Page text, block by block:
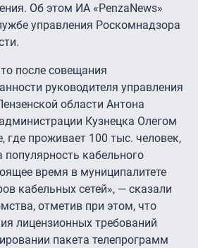
Об этом ИА «PenzaNews»
управления Роскомнадзора
после совещания
руководителя управления
области Антона
Кузнецка Олегом
где проживает 100 тыс. человек,
кабельного
время в муниципалитете
кабельных сетей», — сказали
отметив при этом, что
лицензионных требований
пакета телепрограмм